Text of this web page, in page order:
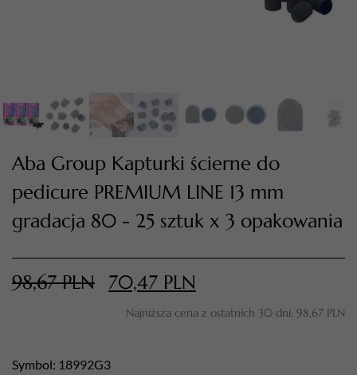
)
Aba Group Kapturki ścierne do
pedicure PREMIUM LINE 13 mm
gradacja 80 - 25 sztuk x 3 opakowania
98,67PLN 70,47 PLN
Najniższa cena z ostatnich 30 dni: 98,67 PLN
Symbol: 18992G3